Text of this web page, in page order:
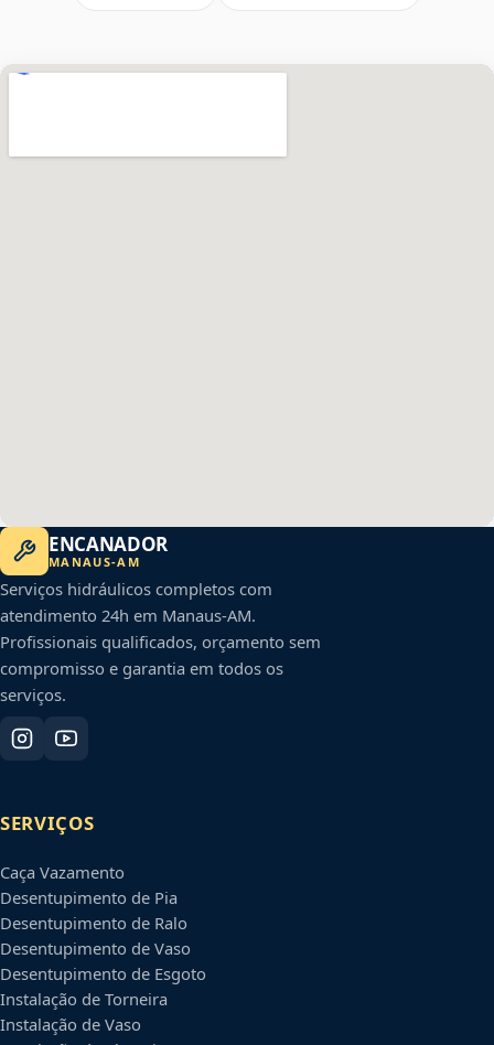
ENCANADOR
MANAUS-AM
Serviços hidráulicos completos com
atendimento 24h em Manaus-AM.
Profissionais qualificados, orçamento sem
compromisso e garantia em todos os
serviços.
SERVIÇOS
Caça Vazamento
Desentupimento de Pia
Desentupimento de Ralo
Desentupimento de Vaso
Desentupimento de Esgoto
Instalação de Torneira
Instalação de Vaso